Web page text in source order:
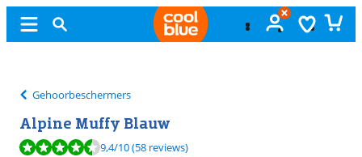
Gehoorbeschermers
Alpine Muffy Blauw
Beoordeling is 9,4 van de 10, gebaseerd op 58 reviews.
9,4/10(58 reviews)